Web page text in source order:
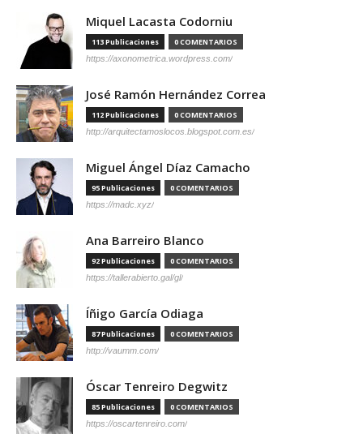
Miquel Lacasta Codorniu
113 Publicaciones 0 COMENTARIOS
https://axonometrica.wordpress.com/
José Ramón Hernández Correa
112 Publicaciones 0 COMENTARIOS
http://arquitectamoslocos.blogspot.com.es/
Miguel Ángel Díaz Camacho
95 Publicaciones 0 COMENTARIOS
https://madc.xyz/
Ana Barreiro Blanco
92 Publicaciones 0 COMENTARIOS
https://tallerabierto.gal/gl/
Íñigo García Odiaga
87 Publicaciones 0 COMENTARIOS
http://vaumm.com/
Óscar Tenreiro Degwitz
85 Publicaciones 0 COMENTARIOS
https://oscartenreiro.com/